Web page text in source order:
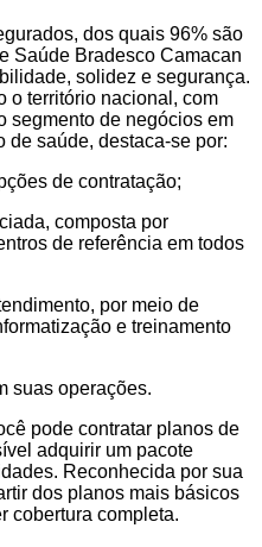
dos quais 96% são
Saúde Bradesco Camacan
solidez e segurança.
o território nacional, com
segmento de negócios em
de saúde, destaca-se por:
de contratação;
composta por
de referência em todos
por meio de
e treinamento
suas operações.
pode contratar planos de
adquirir um pacote
Reconhecida por sua
dos planos mais básicos
cobertura completa.